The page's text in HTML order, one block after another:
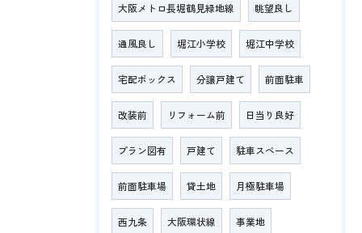
大阪メトロ長堀鶴見緑地線 眺望良し
通風良し 堀江小学校 堀江中学校
宅配ボックス 分譲戸建て 前面駐車
改装前 リフォーム前 日当り良好
プラン図有 戸建て 駐車スペース
前面駐車場 貸土地 月極駐車場
西九条 大阪環状線 事業地